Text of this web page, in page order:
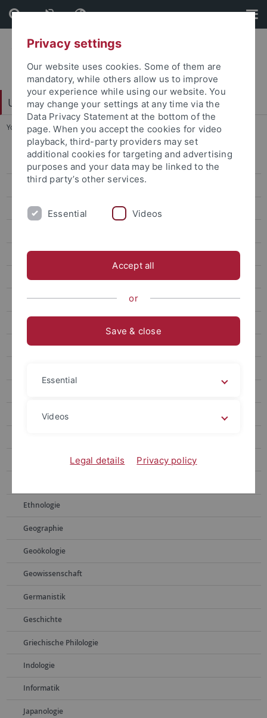
Skip
to
content
Skip
to
footer
Universitätsbibliothek
You are here: Startseite ... Religionswissenschaft*
Fachgebiete
Ägyptologie
Allgemeine Rhetorik
Allgemeine u. vergleichende Sprachwissenschaft
Alte Geschichte
Alter Orient
Anglistik, Amerikanistik
Astronomie
Biologie
Empirische Kulturwissenschaft
Ethnologie
Geographie
Geoökologie
Geowissenschaft
Germanistik
Geschichte
Griechische Philologie
Indologie
Informatik
Japanologie
Privacy settings
Our website uses cookies. Some of them are
mandatory, while others allow us to improve
your experience while using our website. You
may change your settings at any time via the
Data Privacy Statement at the bottom of the
page. When you accept the cookies for video
playback, third-party providers may set
additional cookies for targeting and advertising
purposes and your data may be linked to the
third party’s other services.
Essential Videos
Accept all
or
Save & close
Essential
Videos
Legal details Privacy policy